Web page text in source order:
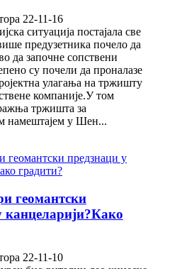
22-11-16
ситуација постајала све
предузетника почело да
да започне сопствени
су почели да проналазе
улагања на тржишту
компаније.У том
тржишта за
намештајем у Шен...
геомантски
канцеларији?Како
22-11-10